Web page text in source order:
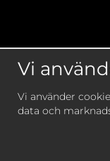
Ta del av
De uppgifter
Vi
Vi använder
data och